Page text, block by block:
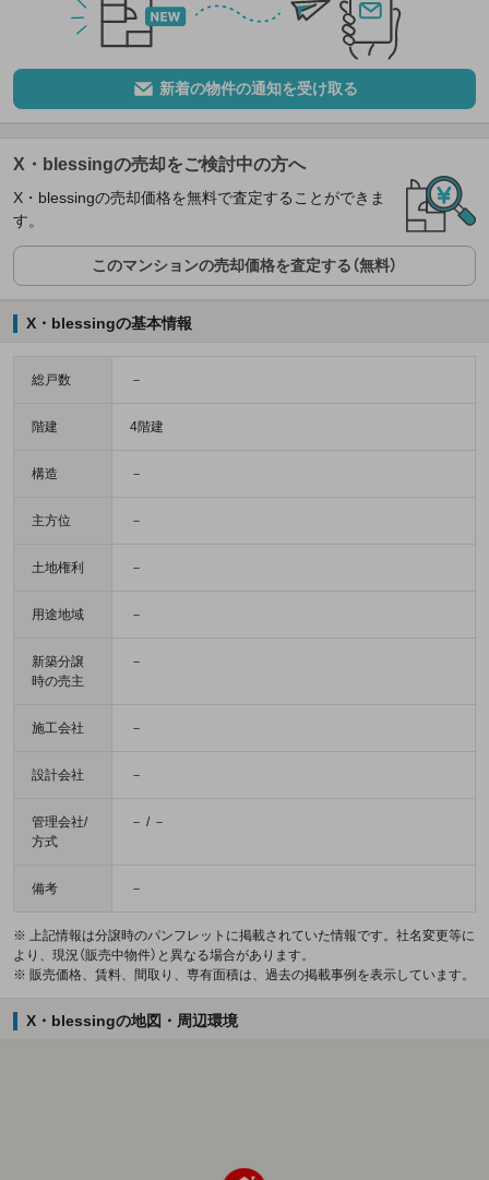
新着の物件の通知を受け取る
X・blessingの売却をご検討中の方へ
X・blessingの売却価格を無料で査定することができま
す。
このマンションの売却価格を査定する（無料）
X・blessingの基本情報
総戸数 －
階建 4階建
構造 －
主方位 －
土地権利 －
用途地域 －
新築分譲
時の売主
－
施工会社 －
設計会社 －
管理会社/
方式
－ / －
備考 －
※ 上記情報は分譲時のパンフレットに掲載されていた情報です。社名変更等に
より、現況（販売中物件）と異なる場合があります。
※ 販売価格、賃料、間取り、専有面積は、過去の掲載事例を表示しています。
X・blessingの地図・周辺環境